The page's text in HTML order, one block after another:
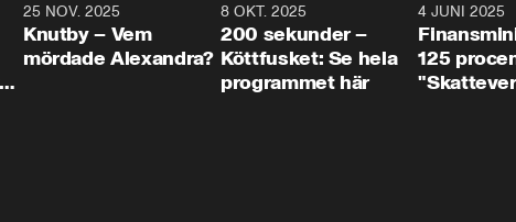
31:05
25 NOV. 2025
Knutby – Vem
mördade Alexandra?
4:29
8 OKT. 2025
200 sekunder –
Köttfusket: Se hela
programmet här
4 JUNI 2025
125